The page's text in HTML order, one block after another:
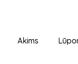
Akims